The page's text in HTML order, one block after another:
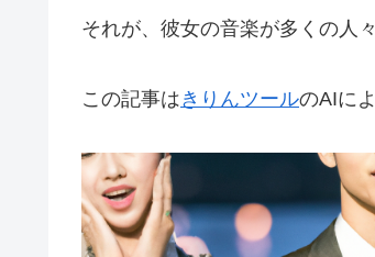
それが、彼女の音楽が多くの人
この記事はきりんツールのAIに